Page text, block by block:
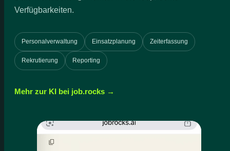
Verfügbarkeiten.
Personalverwaltung Einsatzplanung Zeiterfassung
Rekrutierung Reporting
Mehr zur KI bei job.rocks →